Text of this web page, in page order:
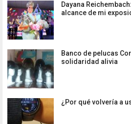
Dayana
alcance de mi
Banco de pelucas
solidaridad alivia
¿Por qué volvería a